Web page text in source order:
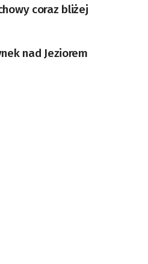
coraz bliżej
nad Jeziorem